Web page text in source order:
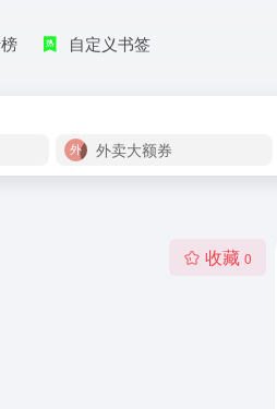
自定义书签
外卖大额券
收藏 0